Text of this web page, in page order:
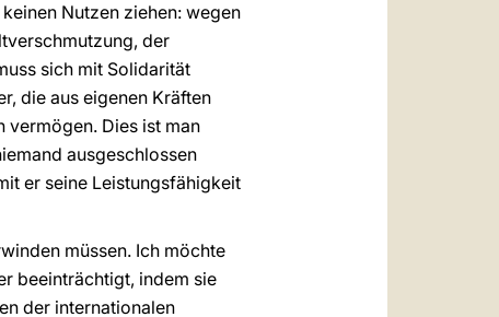
Nutzen ziehen: wegen
der
sich mit Solidarität
die aus eigenen Kräften
vermögen. Dies ist man
ausgeschlossen
er seine Leistungsfähigkeit
müssen. Ich möchte
beeinträchtigt, indem sie
der internationalen